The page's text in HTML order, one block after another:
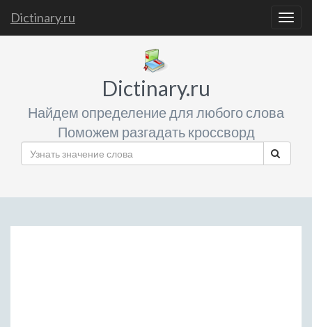
Dictinary.ru
Dictinary.ru
Найдем определение для любого слова
Поможем разгадать кроссворд